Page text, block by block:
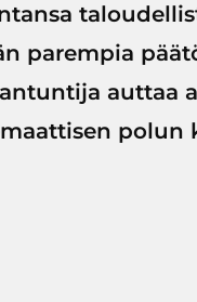
parempia
auttaa
polun